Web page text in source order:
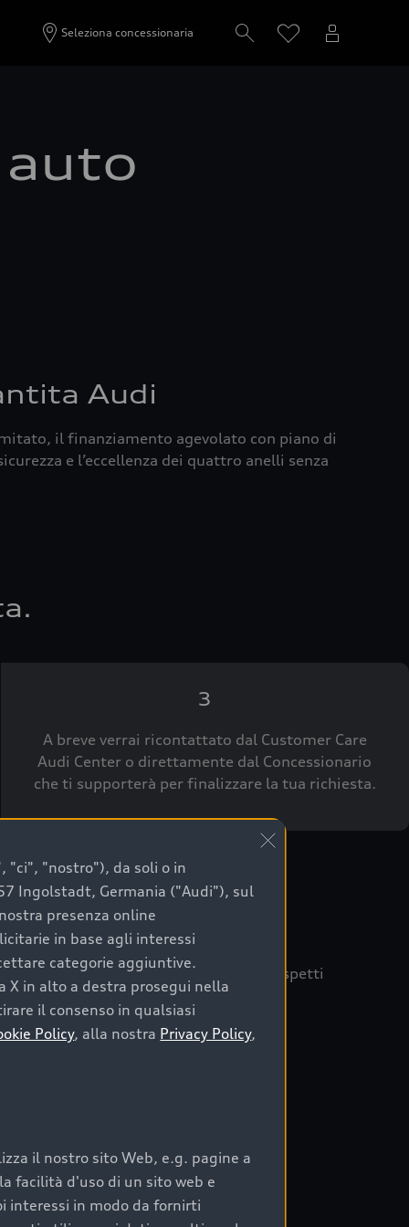
Seleziona concessionaria
Audi
il finanziamento agevolato con piano di
e l’eccellenza dei quattro anelli senza
3
A breve verrai ricontattato dal Customer Care
Audi Center o direttamente dal Concessionario
che ti supporterà per finalizzare la tua richiesta.
sicuro, è essenziale considerare aspetti
Prima Scelta :plus
nel tempo;
"ci", "nostro"), da soli o in
Ingolstadt, Germania ("Audi"), sul
presenza online
in base agli interessi
categorie aggiuntive.
in alto a destra prosegui nella
il consenso in qualsiasi
Policy, alla nostra Privacy Policy,
il nostro sito Web, e.g. pagine a
facilità d'uso di un sito web e
interessi in modo da fornirti